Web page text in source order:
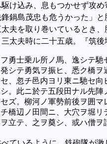
け込み、息もつかせず攻め
鍋島茂忠も危うかった」
夫を取り巻いているとき
太夫時に二十五歳。『筑
勇士乗ル所ノ馬、逸シテ馳
シテ勇気ヲ振ヒ、悉ク橋ヲ
、忽チ邑内ヨリ東ニ馳セ向
。此ニ於テ五段田ナル先陣
ズ。柳河ノ軍勢前後ヲ囲マ
橋辺ノ田間ニ、大穴ヲ堀リ
立テ、之ヲ奠シ、或ハ僧ヲ